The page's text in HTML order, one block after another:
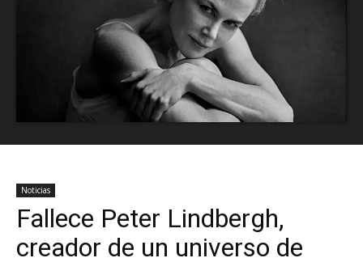
Noticias
Fallece Peter Lindbergh,
creador de un universo de